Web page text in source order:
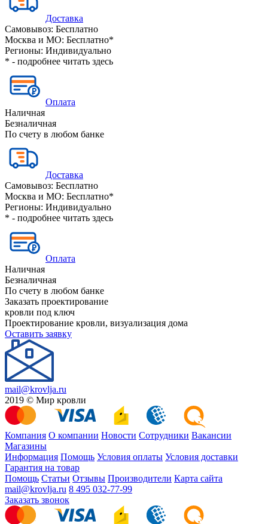
Доставка
Самовывоз: Бесплатно
Москва и МО: Бесплатно*
Регионы: Индивидуально
* - подробнее читать здесь
Оплата
Наличная
Безналичная
По счету в любом банке
Доставка
Самовывоз: Бесплатно
Москва и МО: Бесплатно*
Регионы: Индивидуально
* - подробнее читать здесь
Оплата
Наличная
Безналичная
По счету в любом банке
Заказать проектирование
кровли под ключ
Проектирование кровли, визуализация дома
Оставить заявку
mail@krovlja.ru
2019 © Мир кровли
Компания О компании Новости Сотрудники Вакансии
Магазины
Информация Помощь Условия оплаты Условия доставки
Гарантия на товар
Помощь Статьи Отзывы Производители Карта сайта
mail@krovlja.ru 8 495 032-77-99
Заказать звонок